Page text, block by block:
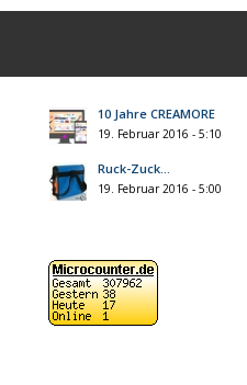
10 Jahre CREAMORE
19. Februar 2016 - 5:10
Ruck-Zuck…
19. Februar 2016 - 5:00